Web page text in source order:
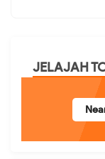
JELAJAH